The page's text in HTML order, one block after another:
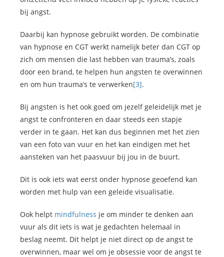
bij angst.
Daarbij kan hypnose gebruikt worden. De combinatie
van hypnose en CGT werkt namelijk beter dan CGT op
zich om mensen die last hebben van trauma’s, zoals
door een brand, te helpen hun angsten te overwinnen
en om hun trauma’s te verwerken[3].
Bij angsten is het ook goed om jezelf geleidelijk met je
angst te confronteren en daar steeds een stapje
verder in te gaan. Het kan dus beginnen met het zien
van een foto van vuur en het kan eindigen met het
aansteken van het paasvuur bij jou in de buurt.
Dit is ook iets wat eerst onder hypnose geoefend kan
worden met hulp van een geleide visualisatie.
Ook helpt mindfulness je om minder te denken aan
vuur als dit iets is wat je gedachten helemaal in
beslag neemt. Dit helpt je niet direct op de angst te
overwinnen, maar wel om je obsessie voor de angst te